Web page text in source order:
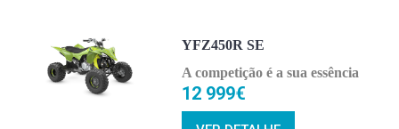
YFZ450R SE
A competição é a sua essência
12 999€